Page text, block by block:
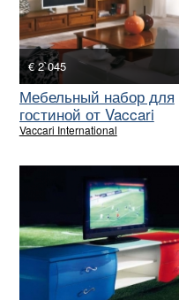
€ 2`045
Мебельный набор для
гостиной от Vaccari
Vaccari International